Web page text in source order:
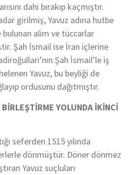
dahi bırakıp kaçmıştır.
girilmiş, Yavuz adına hutbe
alim ve tüccarlar
Şah İsmail ise İran içlerine
Şah İsmail’le iş
Yavuz, bu beyliği de
ordusunu dağıtmıştır.
YOLUNDA İKİNCİ
seferden 1515 yılında
dönmüştür. Döner dönmez
Yavuz suçluları